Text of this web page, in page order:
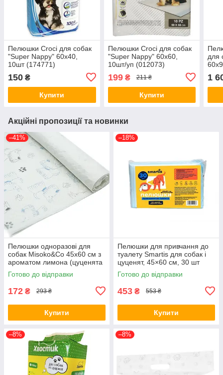
Пелюшки Croci для собак
"Super Nappy" 60х40,
10шт (174771)
150 ₴
Купити
Пелюшки Croci для собак
"Super Nappy" 60х60,
10шт/уп (012073)
199₴ 211 ₴
Купити
для
1
Акційні пропозиції та новинки
–41%
Пелюшки одноразові для
собак Misoko&Co 45х60 см з
ароматом лимона (цуценята
та лапки) 10 штук (63058)
Готово до відправки
172 ₴ 293 ₴
Купити
–18%
Пелюшки для привчання до
туалету Smartis для собак і
цуценят, 45×60 см, 30 шт
Готово до відправки
453 ₴ 553 ₴
Купити
–8% –8%